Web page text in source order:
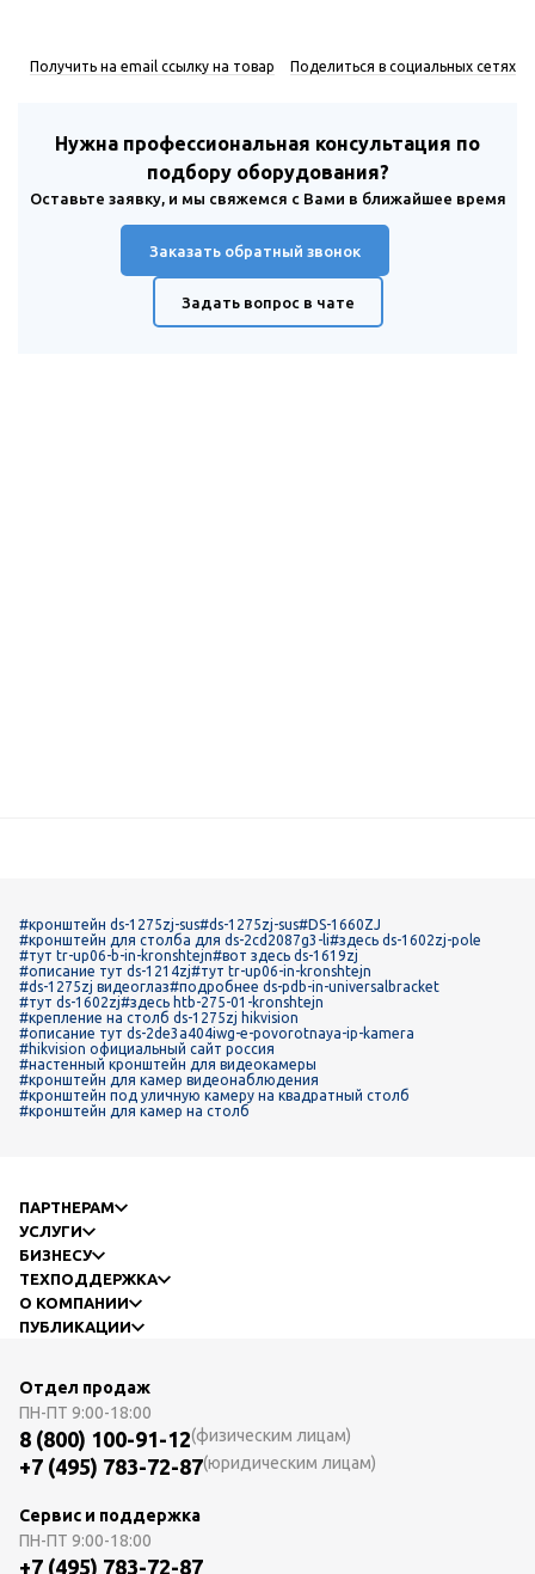
Получить на email ссылку на товар Поделиться в социальных сетях
Нужна профессиональная консультация по
подбору оборудования?
Оставьте заявку, и мы свяжемся с Вами в ближайшее время
Заказать обратный звонок
Задать вопрос в чате
#кронштейн ds-1275zj-sus#ds-1275zj-sus#DS-1660ZJ
#кронштейн для столба для ds-2cd2087g3-li#здесь ds-1602zj-pole
#тут tr-up06-b-in-kronshtejn#вот здесь ds-1619zj
#описание тут ds-1214zj#тут tr-up06-in-kronshtejn
#ds-1275zj видеоглаз#подробнее ds-pdb-in-universalbracket
#тут ds-1602zj#здесь htb-275-01-kronshtejn
#крепление на столб ds-1275zj hikvision
#описание тут ds-2de3a404iwg-e-povorotnaya-ip-kamera
#hikvision официальный сайт россия
#настенный кронштейн для видеокамеры
#кронштейн для камер видеонаблюдения
#кронштейн под уличную камеру на квадратный столб
#кронштейн для камер на столб
ПАРТНЕРАМ
УСЛУГИ
БИЗНЕСУ
ТЕХПОДДЕРЖКА
О КОМПАНИИ
ПУБЛИКАЦИИ
Отдел продаж
ПН-ПТ 9:00-18:00
8 (800) 100-91-12(физическим лицам)
+7 (495) 783-72-87(юридическим лицам)
Сервис и поддержка
ПН-ПТ 9:00-18:00
+7 (495) 783-72-87